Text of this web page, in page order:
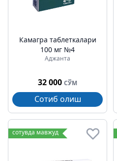
Камагра таблеткалари
100 мг №4
Аджанта
32 000 СЎМ
Сотиб олиш
сотувда мавжуд